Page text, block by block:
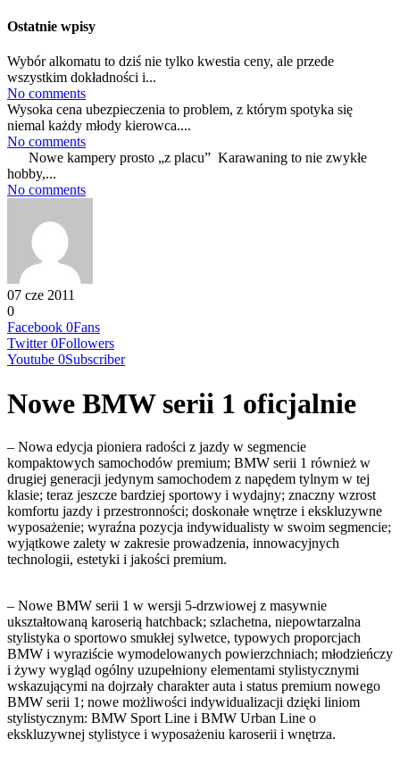
Ostatnie wpisy
Wybór alkomatu to dziś nie tylko kwestia ceny, ale przede
wszystkim dokładności i...
No comments
Wysoka cena ubezpieczenia to problem, z którym spotyka się
niemal każdy młody kierowca....
No comments
Nowe kampery prosto „z placu” Karawaning to nie zwykłe
hobby,...
No comments
07 cze 2011
0
Facebook 0Fans
Twitter 0Followers
Youtube 0Subscriber
Nowe BMW serii 1 oficjalnie
– Nowa edycja pioniera radości z jazdy w segmencie
kompaktowych samochodów premium; BMW serii 1 również w
drugiej generacji jedynym samochodem z napędem tylnym w tej
klasie; teraz jeszcze bardziej sportowy i wydajny; znaczny wzrost
komfortu jazdy i przestronności; doskonałe wnętrze i ekskluzywne
wyposażenie; wyraźna pozycja indywidualisty w swoim segmencie;
wyjątkowe zalety w zakresie prowadzenia, innowacyjnych
technologii, estetyki i jakości premium.
– Nowe BMW serii 1 w wersji 5-drzwiowej z masywnie
ukształtowaną karoserią hatchback; szlachetna, niepowtarzalna
stylistyka o sportowo smukłej sylwetce, typowych proporcjach
BMW i wyraziście wymodelowanych powierzchniach; młodzieńczy
i żywy wygląd ogólny uzupełniony elementami stylistycznymi
wskazującymi na dojrzały charakter auta i status premium nowego
BMW serii 1; nowe możliwości indywidualizacji dzięki liniom
stylistycznym: BMW Sport Line i BMW Urban Line o
ekskluzywnej stylistyce i wyposażeniu karoserii i wnętrza.